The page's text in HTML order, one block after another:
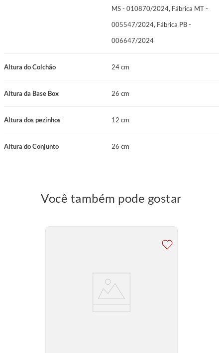
MS - 010870/2024, Fábrica MT -
005547/2024, Fábrica PB -
006647/2024
Altura do Colchão 24 cm
Altura da Base Box 26 cm
Altura dos pezinhos 12 cm
Altura do Conjunto 26 cm
Você também pode gostar